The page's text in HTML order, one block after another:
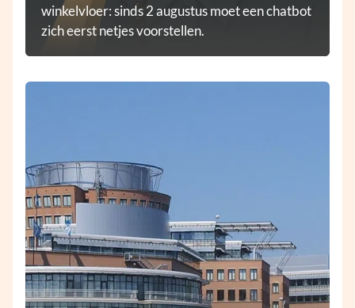
winkelvloer: sinds 2 augustus moet een chatbot
zich eerst netjes voorstellen.